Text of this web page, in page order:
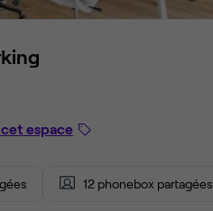
espace
12 phonebox partagées